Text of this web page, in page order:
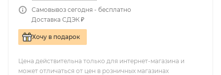
Самовывоз сегодня - бесплатно
Доставка СДЭК ₽
Хочу в подарок
Цена действительна только для интернет-магазина и
может отличаться от цен в розничных магазинах